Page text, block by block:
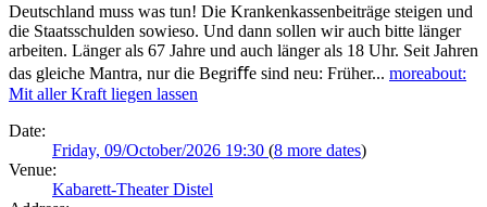
Deutschland muss was tun! Die Krankenkassenbeiträge steigen und
die Staatsschulden sowieso. Und dann sollen wir auch bitte länger
arbeiten. Länger als 67 Jahre und auch länger als 18 Uhr. Seit Jahren
das gleiche Mantra, nur die Begriﬀe sind neu: Früher... moreabout:
Mit aller Kraft liegen lassen
Date:
Friday, 09/October/2026 19:30 (8 more dates)
Venue:
Kabarett-Theater Distel